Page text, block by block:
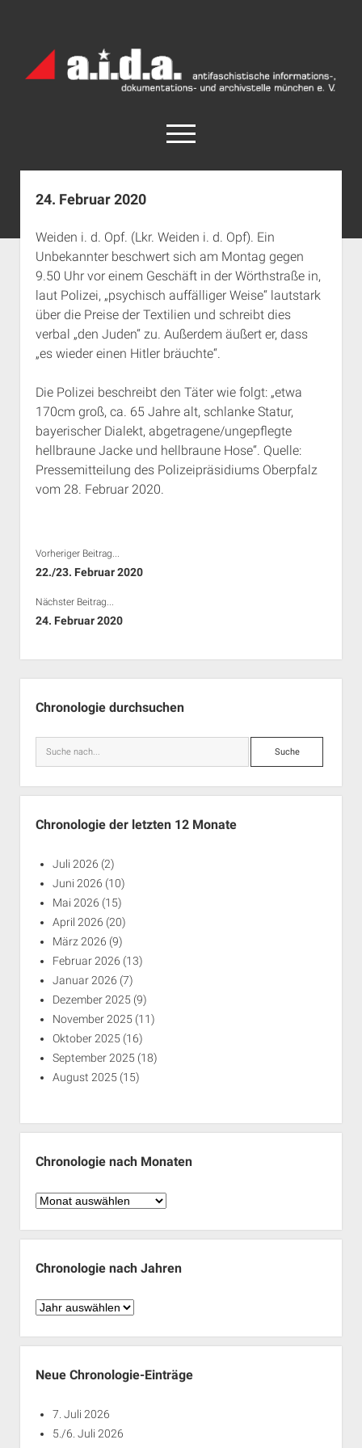
Archiv
München
open
menu
facebook
rss info@aida-archiv.de
Aktuelles
Termine
open
dropdown
menu
Antifaschistische Termine im Süden
Antifaschistische Termine in München
Rechte Termine im Süden
Chronologie
Das Archiv
open
dropdown
a.i.d.a. e. V. unterstützen
RSS-Feeds, Twitter & Facebook
Bibliothek
Kontakt & PGP-Key
Impressum
24. Februar 2020
Weiden i. d. Opf. (Lkr. Weiden i. d. Opf). Ein
Unbekannter beschwert sich am Montag gegen
9.50 Uhr vor einem Geschäft in der Wörthstraße in,
laut Polizei, „psychisch auffälliger Weise“ lautstark
über die Preise der Textilien und schreibt dies
verbal „den Juden“ zu. Außerdem äußert er, dass
„es wieder einen Hitler bräuchte“.
Die Polizei beschreibt den Täter wie folgt: „etwa
170cm groß, ca. 65 Jahre alt, schlanke Statur,
bayerischer Dialekt, abgetragene/ungepflegte
hellbraune Jacke und hellbraune Hose“. Quelle:
Pressemitteilung des Polizeipräsidiums Oberpfalz
vom 28. Februar 2020.
Vorheriger Beitrag...
22./23. Februar 2020
Nächster Beitrag...
24. Februar 2020
Chronologie durchsuchen
Suche
Chronologie der letzten 12 Monate
Juli 2026 (2)
Juni 2026 (10)
Mai 2026 (15)
April 2026 (20)
März 2026 (9)
Februar 2026 (13)
Januar 2026 (7)
Dezember 2025 (9)
November 2025 (11)
Oktober 2025 (16)
September 2025 (18)
August 2025 (15)
Chronologie nach Monaten
Chronologie
Monaten
Chronologie nach Jahren
Chronologie
Jahren
Neue Chronologie-Einträge
7. Juli 2026
5./6. Juli 2026